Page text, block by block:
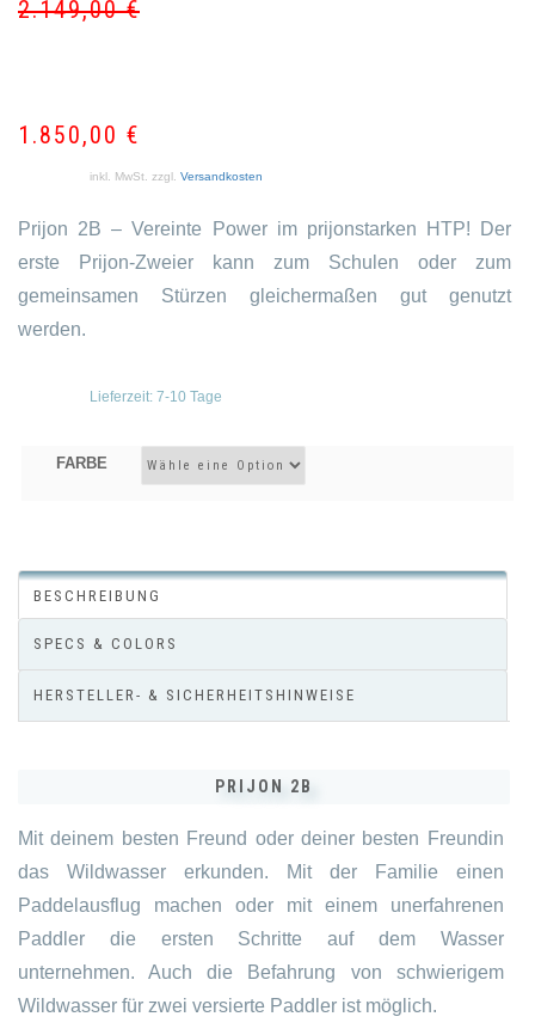
2.149,00€
1.850,00 €
inkl. MwSt. zzgl. Versandkosten
Prijon 2B – Vereinte Power im prijonstarken HTP! Der
erste Prijon-Zweier kann zum Schulen oder zum
gemeinsamen Stürzen gleichermaßen gut genutzt
werden.
Lieferzeit: 7-10 Tage
FARBE
BESCHREIBUNG
SPECS & COLORS
HERSTELLER- & SICHERHEITSHINWEISE
PRIJON 2B
Mit deinem besten Freund oder deiner besten Freundin
das Wildwasser erkunden. Mit der Familie einen
Paddelausflug machen oder mit einem unerfahrenen
Paddler die ersten Schritte auf dem Wasser
unternehmen. Auch die Befahrung von schwierigem
Wildwasser für zwei versierte Paddler ist möglich.